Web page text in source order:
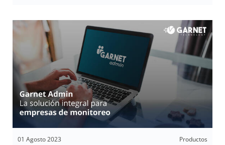
Andrey Teplyakovcomo el nuevo Representante
de fábrica para el mercado mexicano.
01 Agosto 2023 Productos